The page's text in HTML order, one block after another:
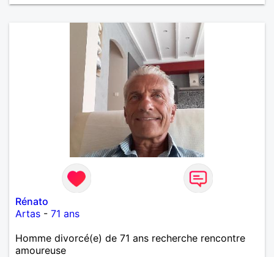
Rénato
Artas - 71 ans
Homme divorcé(e) de 71 ans recherche rencontre
amoureuse